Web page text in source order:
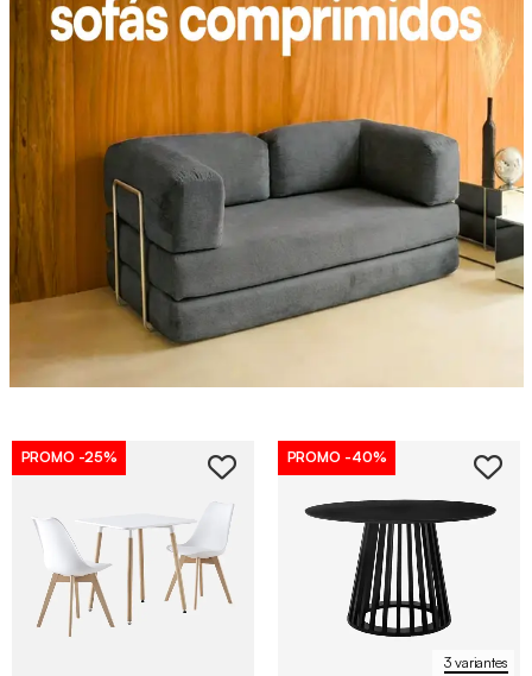
PROMO -25%
3 variantes
PROMO -40%